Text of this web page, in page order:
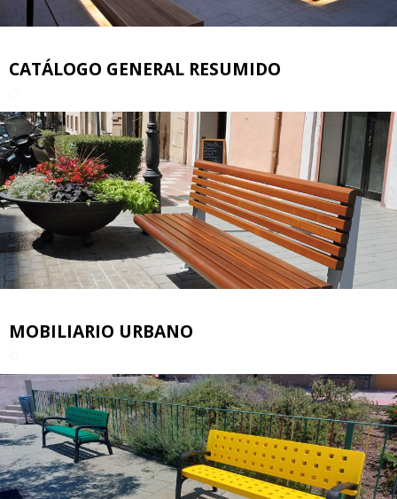
CATÁLOGO GENERAL RESUMIDO
MOBILIARIO URBANO